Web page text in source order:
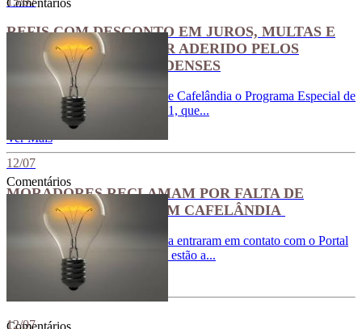
REFIS COM DESCONTO EM JUROS, MULTAS E
CORREÇÕES PODE SER ADERIDO PELOS
MUNÍCIPES CAFELANDENSES
Já está em vigor no município de Cafelândia o Programa Especial de
Recuperação Fiscal – Refis 2021, que...
Ver Mais
Comentários
12/07
MORADORES RECLAMAM POR FALTA DE
ENERGIA ELÉTRICA EM CAFELÂNDIA
Alguns moradores de Cafelândia entraram em contato com o Portal
O Novo Oeste, reclamando que estão a...
Comentários
12/07